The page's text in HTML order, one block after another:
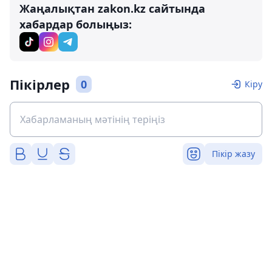
Жаңалықтан zakon.kz сайтында
хабардар болыңыз:
Пікірлер 0 Кіру
Пікір жазу